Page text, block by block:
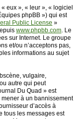
eux », « leur », « logiciel
phpBB ») qui est
Public License »
www.phpbb.com. Le
sur Internet. Le groupe
et/ou n’acceptons pas,
informations au sujet
vulgaire,
autre qui peut
Du Quad » est
à un bannissement
d’accès à
tous les messages est